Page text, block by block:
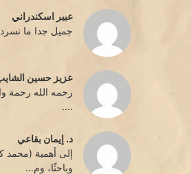
عبير اسكندراني
جميل جدا ما
عزيز حسين
رحمه الله رحمة
....
د. إيمان بقاعي
إلى أهمية (محمد
وباحثًا، وم...